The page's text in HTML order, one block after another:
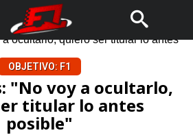
OBJETIVO: F1
"No voy a ocultarlo,
titular lo antes
posible"